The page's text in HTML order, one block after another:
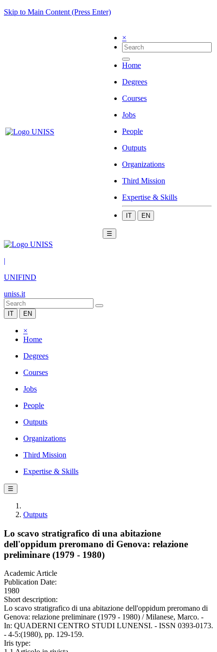
Skip to Main Content (Press Enter)
×
Home
Degrees
Courses
Jobs
People
Outputs
Organizations
Third Mission
Expertise & Skills
IT EN
☰
|
UNIFIND
uniss.it
IT EN
×
Home
Degrees
Courses
Jobs
People
Outputs
Organizations
Third Mission
Expertise & Skills
☰
Outputs
Lo scavo stratigrafico di una abitazione
dell'oppidum preromano di Genova: relazione
preliminare (1979 - 1980)
Academic Article
Publication Date:
1980
Short description:
Lo scavo stratigrafico di una abitazione dell'oppidum preromano di
Genova: relazione preliminare (1979 - 1980) / Milanese, Marco. -
In: QUADERNI CENTRO STUDI LUNENSI. - ISSN 0393-0173.
- 4-5:(1980), pp. 129-159.
Iris type: